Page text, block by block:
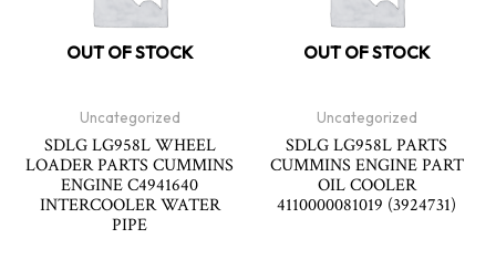
OUT OF STOCK
Uncategorized
SDLG LG958L WHEEL
LOADER PARTS CUMMINS
ENGINE C4941640
INTERCOOLER WATER
PIPE
OUT OF STOCK
Uncategorized
SDLG LG958L PARTS
CUMMINS ENGINE PART
OIL COOLER
4110000081019 (3924731)